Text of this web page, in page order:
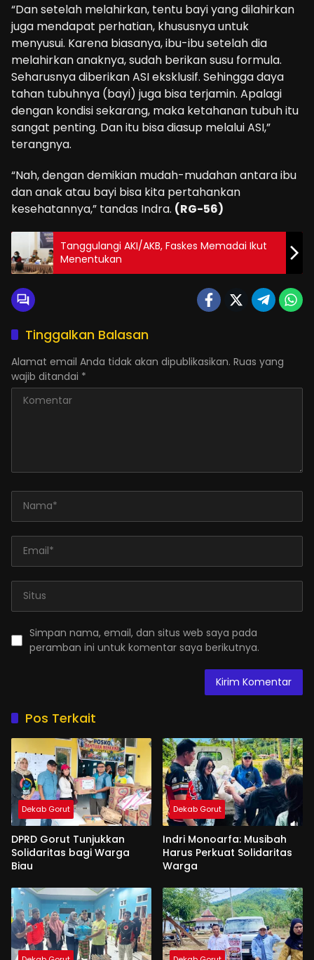
“Dan setelah melahirkan, tentu bayi yang dilahirkan
juga mendapat perhatian, khususnya untuk
menyusui. Karena biasanya, ibu-ibu setelah dia
melahirkan anaknya, sudah berikan susu formula.
Seharusnya diberikan ASI eksklusif. Sehingga daya
tahan tubuhnya (bayi) juga bisa terjamin. Apalagi
dengan kondisi sekarang, maka ketahanan tubuh itu
sangat penting. Dan itu bisa diasup melalui ASI,”
terangnya.
“Nah, dengan demikian mudah-mudahan antara ibu
dan anak atau bayi bisa kita pertahankan
kesehatannya,” tandas Indra. (RG-56)
Tanggulangi AKI/AKB, Faskes Memadai Ikut
Menentukan
Tinggalkan Balasan
Alamat email Anda tidak akan dipublikasikan. Ruas yang
wajib ditandai *
Simpan nama, email, dan situs web saya pada
peramban ini untuk komentar saya berikutnya.
Pos Terkait
Dekab Gorut
DPRD Gorut Tunjukkan
Solidaritas bagi Warga
Biau
Dekab Gorut
Indri Monoarfa: Musibah
Harus Perkuat Solidaritas
Warga